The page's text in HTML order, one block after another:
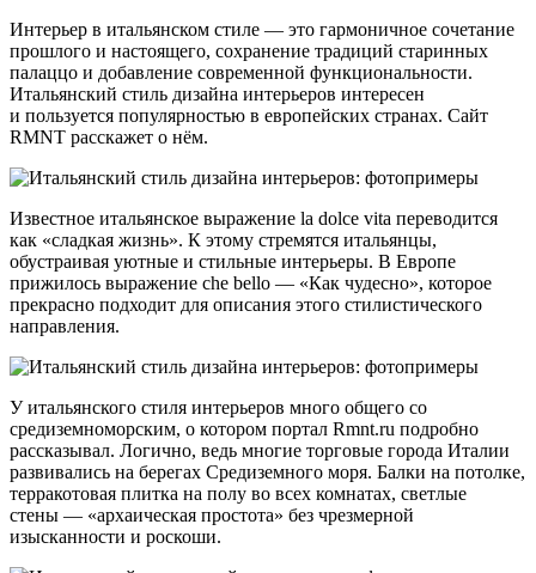
Интерьер в итальянском стиле — это гармоничное сочетание
прошлого и настоящего, сохранение традиций старинных
палаццо и добавление современной функциональности.
Итальянский стиль дизайна интерьеров интересен
и пользуется популярностью в европейских странах. Сайт
RMNT расскажет о нём.
Известное итальянское выражение la dolce vita переводится
как «сладкая жизнь». К этому стремятся итальянцы,
обустраивая уютные и стильные интерьеры. В Европе
прижилось выражение che bello — «Как чудесно», которое
прекрасно подходит для описания этого стилистического
направления.
У итальянского стиля интерьеров много общего со
средиземноморским, о котором портал Rmnt.ru подробно
рассказывал. Логично, ведь многие торговые города Италии
развивались на берегах Средиземного моря. Балки на потолке,
терракотовая плитка на полу во всех комнатах, светлые
стены — «архаическая простота» без чрезмерной
изысканности и роскоши.